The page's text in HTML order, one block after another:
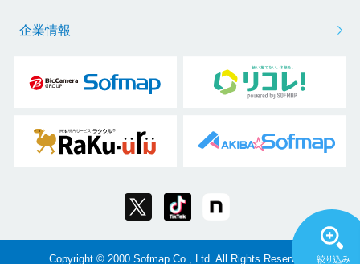
企業情報
Copyright © 2000 Sofmap Co., Ltd. All Rights Reserved.